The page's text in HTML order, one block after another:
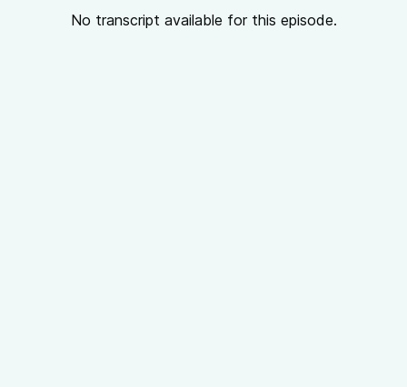
No transcript available for this episode.